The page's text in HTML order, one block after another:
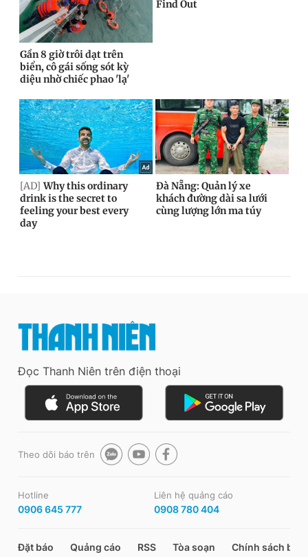
Đọc Thanh Niên trên điện thoại
Theo dõi báo trên
Hotline
0906 645 777
Liên hệ quảng cáo
0908 780 404
Đặt báo Quảng cáo RSS Tòa soạn Chính sách bảo